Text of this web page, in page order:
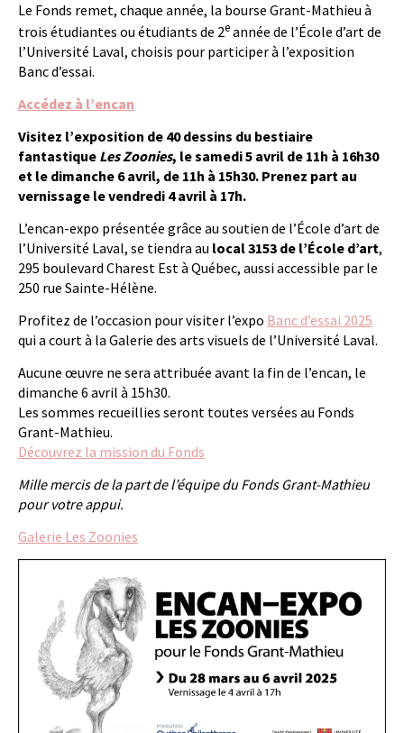
Le Fonds remet, chaque année, la bourse Grant-Mathieu à
trois étudiantes ou étudiants de 2eannée de l’École d’art de
l’Université Laval, choisis pour participer à l’exposition
Banc d’essai.
Accédez à l’encan
Visitez l’exposition de 40 dessins du bestiaire
fantastique Les Zoonies, le samedi 5 avril de 11h à 16h30
et le dimanche 6 avril, de 11h à 15h30. Prenez part au
vernissage le vendredi 4 avril à 17h.
L’encan-expo présentée grâce au soutien de l’École d’art de
l’Université Laval, se tiendra au local 3153 de l’École d’art,
295 boulevard Charest Est à Québec, aussi accessible par le
250 rue Sainte-Hélène.
Profitez de l’occasion pour visiter l’expo Banc d’essai 2025
qui a court à la Galerie des arts visuels de l’Université Laval.
Aucune œuvre ne sera attribuée avant la fin de l’encan, le
dimanche 6 avril à 15h30.
Les sommes recueillies seront toutes versées au Fonds
Grant-Mathieu.
Découvrez la mission du Fonds
Mille mercis de la part de l’équipe du Fonds Grant-Mathieu
pour votre appui.
Galerie Les Zoonies